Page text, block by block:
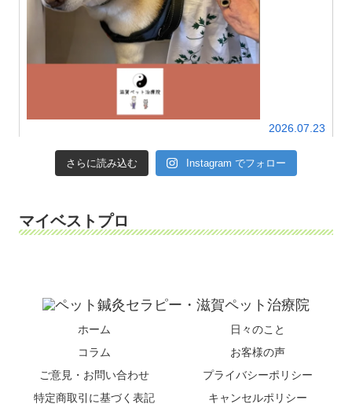
2026.07.23
さらに読み込む Instagram でフォロー
マイベストプロ
ホーム
日々のこと
コラム
お客様の声
ご意見・お問い合わせ
プライバシーポリシー
特定商取引に基づく表記
キャンセルポリシー